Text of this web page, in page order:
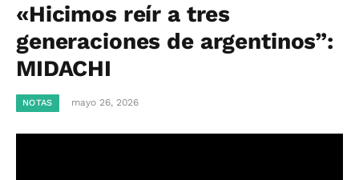
«Hicimos reír a tres
generaciones de argentinos”:
MIDACHI
NOTAS mayo 26, 2026